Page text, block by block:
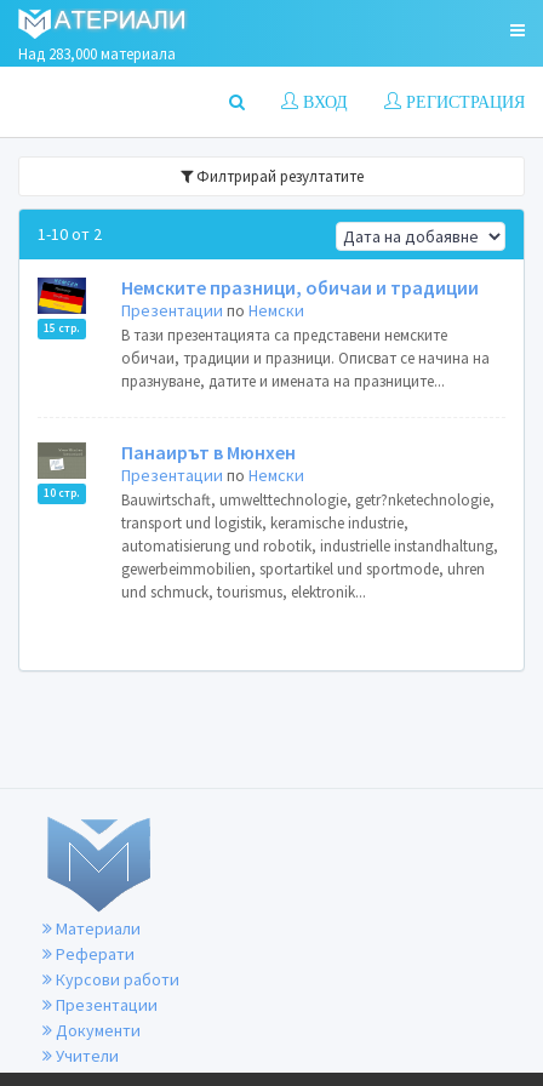
Над 283,000 материала
РЕГИСТРАЦИЯ
ВХОД
Филтрирай резултатите
1-10 от 2
15 стр.
Немските празници, обичаи и традиции
Презентации поНемски
В тази презентацията са представени немските
обичаи, традиции и празници. Описват се начина на
празнуване, датите и имената на празниците...
10 стр.
Панаирът в Мюнхен
Презентации поНемски
Bauwirtschaft, umwelttechnologie, getr?nketechnologie,
transport und logistik, keramische industrie,
automatisierung und robotik, industrielle instandhaltung,
gewerbeimmobilien, sportartikel und sportmode, uhren
und schmuck, tourismus, elektronik...
Материали
Реферати
Курсови работи
Презентации
Документи
Учители